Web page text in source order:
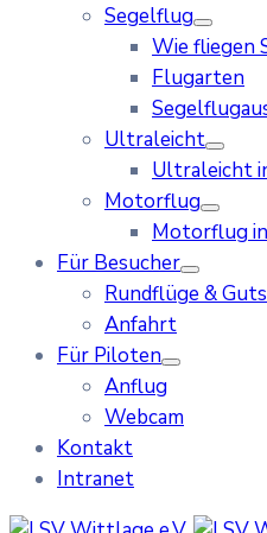
Segelflug
Wie fliegen
Flugarten
Ultraleicht
Ultraleicht
Motorflug
Motorflug
Für Besucher
Rundflüge &
Anfahrt
Für Piloten
Anflug
Webcam
Kontakt
Intranet